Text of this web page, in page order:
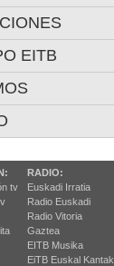
EITB
tv
RADIO:
Euskadi Irratia
Radio Euskadi
Radio Vitoria
Gaztea
EITB Musika
EiTB Euskal Kantak